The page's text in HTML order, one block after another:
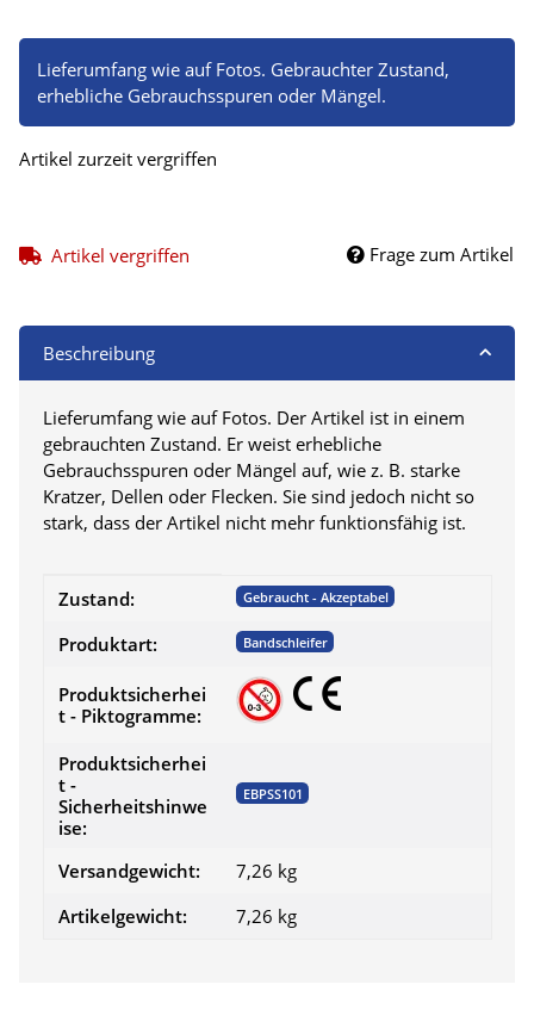
Lieferumfang wie auf Fotos. Gebrauchter Zustand,
erhebliche Gebrauchsspuren oder Mängel.
Artikel zurzeit vergriffen
Artikel vergriffen Frage zum Artikel
Beschreibung
Lieferumfang wie auf Fotos. Der Artikel ist in einem
gebrauchten Zustand. Er weist erhebliche
Gebrauchsspuren oder Mängel auf, wie z. B. starke
Kratzer, Dellen oder Flecken. Sie sind jedoch nicht so
stark, dass der Artikel nicht mehr funktionsfähig ist.
Produkteigenschaft
Wert
Zustand: Gebraucht - Akzeptabel
Produktart: Bandschleifer
Produktsicherhei
t - Piktogramme:
Produktsicherhei
t -
Sicherheitshinwe
ise:
EBPSS101
Versandgewicht:
7,26 kg
Artikelgewicht:
7,26 kg